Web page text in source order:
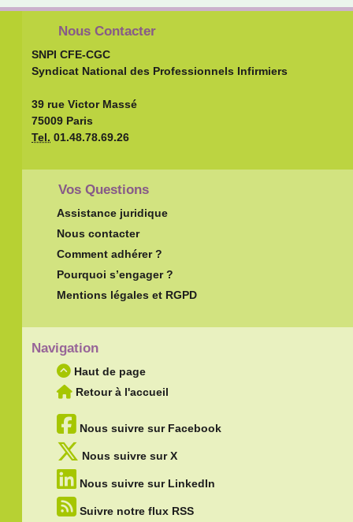
Nous Contacter
SNPI CFE-CGC
Syndicat National des Professionnels Infirmiers
39 rue Victor Massé
75009 Paris
Tel. 01.48.78.69.26
Vos Questions
Assistance juridique
Nous contacter
Comment adhérer ?
Pourquoi s’engager ?
Mentions légales et RGPD
Navigation
Haut de page
Retour à l'accueil
Nous suivre sur Facebook
Nous suivre sur X
Nous suivre sur LinkedIn
Suivre notre flux RSS